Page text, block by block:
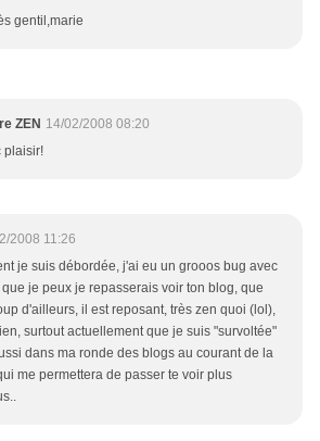
gentil,marie
ZEN 14/02/2008 08:20
plaisir!
2008 11:26
je suis débordée, j'ai eu un grooos bug avec
je peux je repasserais voir ton blog, que
d'ailleurs, il est reposant, très zen quoi (lol),
surtout actuellement que je suis "survoltée"
dans ma ronde des blogs au courant de la
me permettera de passer te voir plus